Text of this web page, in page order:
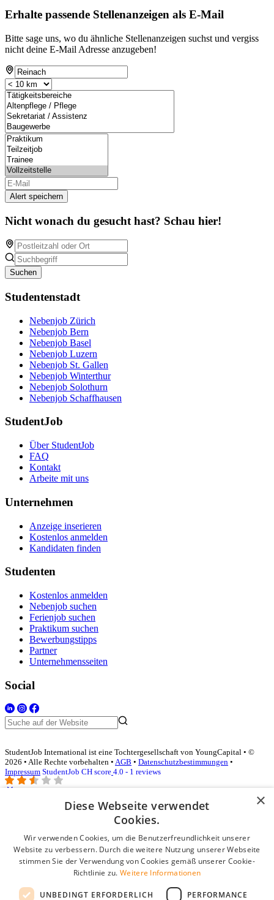
Erhalte passende Stellenanzeigen als E-Mail
Bitte sage uns, wo du ähnliche Stellenanzeigen suchst und vergiss
nicht deine E-Mail Adresse anzugeben!
Alert speichern
Nicht wonach du gesucht hast? Schau hier!
Suchen
Studentenstadt
Nebenjob Zürich
Nebenjob Bern
Nebenjob Basel
Nebenjob Luzern
Nebenjob St. Gallen
Nebenjob Winterthur
Nebenjob Solothurn
Nebenjob Schaffhausen
StudentJob
Über StudentJob
FAQ
Kontakt
Arbeite mit uns
Unternehmen
Anzeige inserieren
Kostenlos anmelden
Kandidaten finden
Studenten
Kostenlos anmelden
Nebenjob suchen
Ferienjob suchen
Praktikum suchen
Bewerbungstipps
Partner
Unternehmensseiten
Social
StudentJob International ist eine Tochtergesellschaft von YoungCapital • ©
2026 • Alle Rechte vorbehalten • AGB • Datenschutzbestimmungen •
Impressum StudentJob CH score 4.0 - 1 reviews
Login für Unternehmen
E-Mail*
Passwort
Angemeldet bleiben
×
Diese Webseite verwendet
Cookies.
Wir verwenden Cookies, um die Benutzerfreundlichkeit unserer
Website zu verbessern. Durch die weitere Nutzung unserer Webseite
stimmen Sie der Verwendung von Cookies gemäß unserer Cookie-
Richtlinie zu. Weitere Informationen
UNBEDINGT ERFORDERLICH PERFORMANCE